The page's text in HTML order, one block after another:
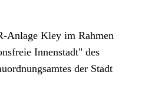
Anlage Kley im Rahmen
Innenstadt" des
der Stadt